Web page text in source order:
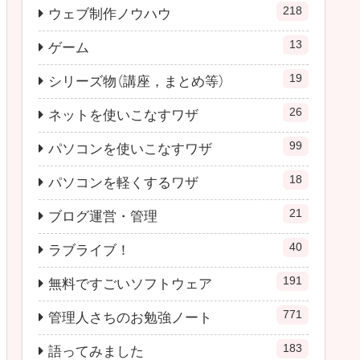
ウェブ制作ノウハウ 218
ゲーム 13
シリーズ物（講座，まとめ等） 19
ネットを使いこなすワザ 26
パソコンを使いこなすワザ 99
パソコンを軽くするワザ 18
ブログ運営・管理 21
ラブライブ！ 40
無料ですごいソフトウェア 191
管理人さちのお勉強ノート 771
語ってみました 183